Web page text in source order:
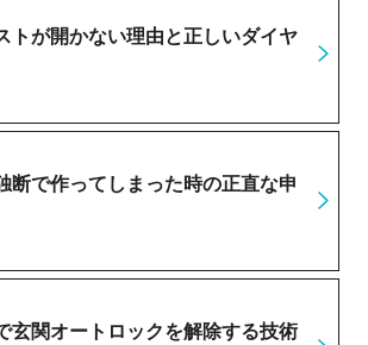
トが開かない理由と正しいダイヤ
断で作ってしまった時の正直な申
玄関オートロックを解除する技術